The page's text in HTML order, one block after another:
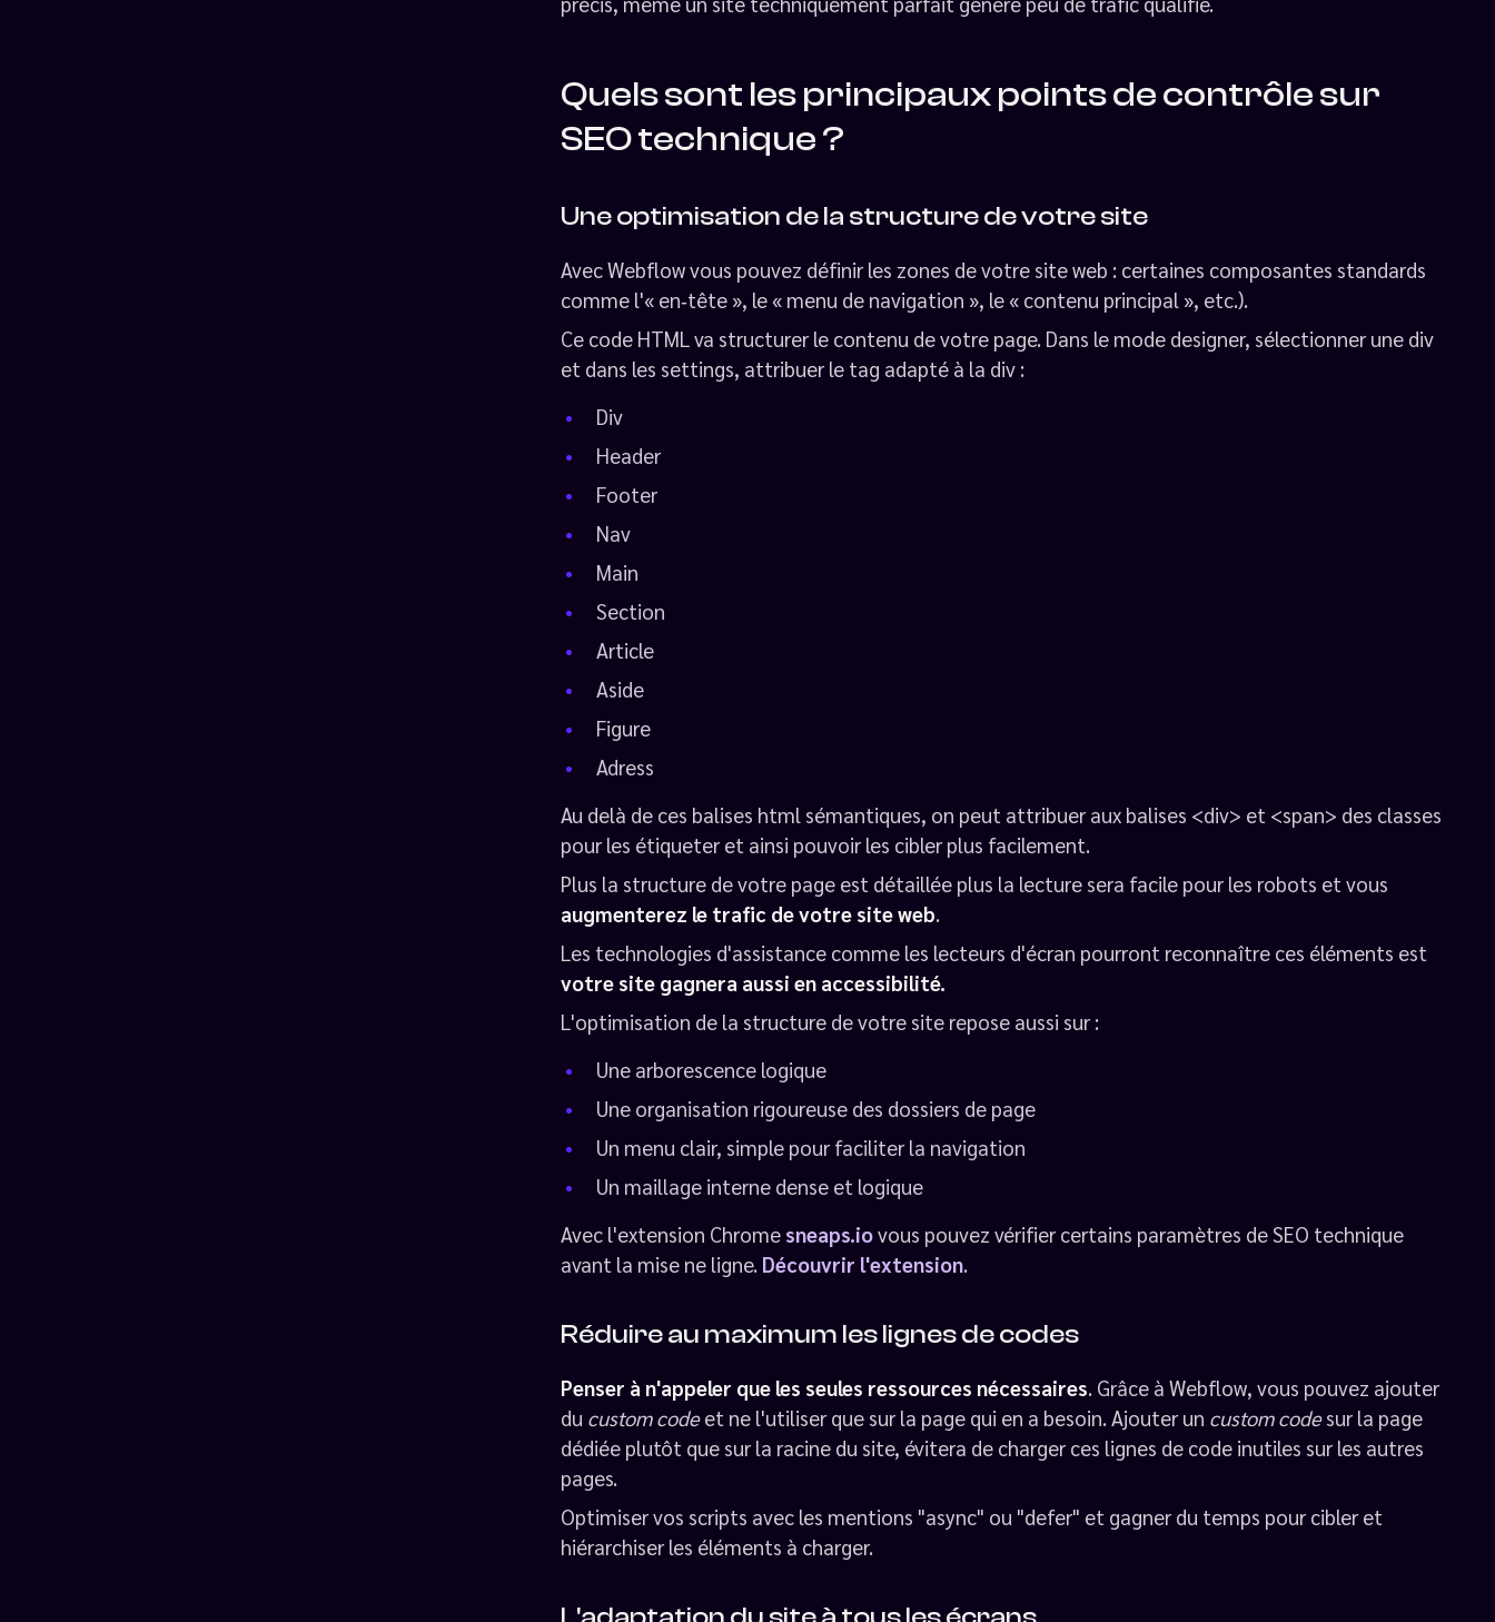
Quels sont les principaux points de contrôle sur
SEO technique ?
Une optimisation de la structure de votre site
Avec Webflow vous pouvez définir les zones de votre site web : certaines composantes standards
comme l'« en‑tête », le « menu de navigation », le « contenu principal », etc.).
Ce code HTML va structurer le contenu de votre page. Dans le mode designer, sélectionner une div
et dans les settings, attribuer le tag adapté à la div :
Div
Header
Footer
Nav
Main
Section
Article
Aside
Figure
Adress
Au delà de ces balises html sémantiques, on peut attribuer aux balises <div> et <span> des classes
pour les étiqueter et ainsi pouvoir les cibler plus facilement.
Plus la structure de votre page est détaillée plus la lecture sera facile pour les robots et vous
augmenterez le trafic de votre site web.
Les technologies d'assistance comme les lecteurs d'écran pourront reconnaître ces éléments est
votre site gagnera aussi en accessibilité.
L'optimisation de la structure de votre site repose aussi sur :
Une arborescence logique
Une organisation rigoureuse des dossiers de page
Un menu clair, simple pour faciliter la navigation
Un maillage interne dense et logique
Avec l'extension Chrome sneaps.iovous pouvez vérifier certains paramètres de SEO technique
avant la mise ne ligne. Découvrir l'extension.
Réduire au maximum les lignes de codes
Penser à n'appeler que les seules ressources nécessaires. Grâce à Webflow, vous pouvez ajouter
du custom codeet ne l'utiliser que sur la page qui en a besoin. Ajouter un custom codesur la page
dédiée plutôt que sur la racine du site, évitera de charger ces lignes de code inutiles sur les autres
pages.
Optimiser vos scripts avec les mentions "async" ou "defer" et gagner du temps pour cibler et
hiérarchiser les éléments à charger.